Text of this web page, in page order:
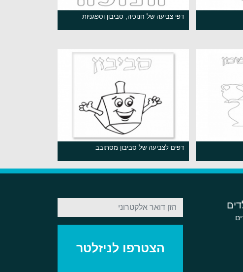
דפי צביעה של חנוכיה, סביבון וספגניות
דפים לצביעה של סביבון מסתובב